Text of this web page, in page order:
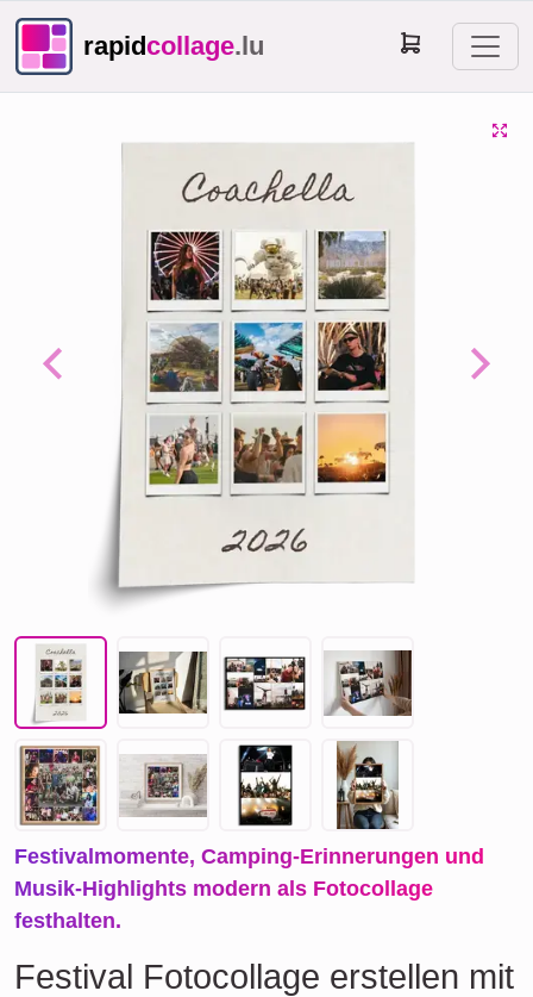
rapidcollage.lu
Previous Next
Festivalmomente, Camping-Erinnerungen und
Musik-Highlights modern als Fotocollage
festhalten.
Festival Fotocollage erstellen mit